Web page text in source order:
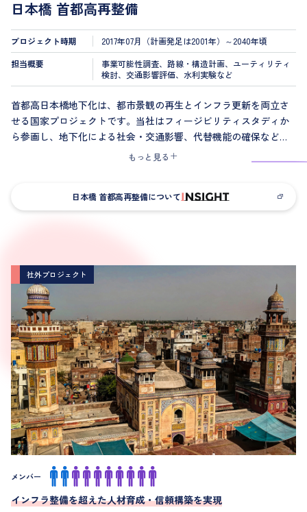
日本橋 首都高再整備
プロジェクト時期
2017年07月（計画発足は2001年）～2040年頃
担当概要
事業可能性調査、路線・構造計画、ユーティリティ
検討、交通影響評価、水利実験など
首都高日本橋地下化は、都市景観の再生とインフラ更新を両立さ
せる国家プロジェクトです。当社はフィージビリティスタディか
ら参画し、地下化による社会・交通影響、代替機能の確保など多
角的な検討を実施しました。
社には追随できない複合的業務を担当。街・川・道を一体で整備
し、都市の品格向上を目指す象徴的事業です。官民連携と先進技
もっと見る
日本橋 首都高再整備について
社外プロジェクト
メンバー
インフラ整備を超えた人材育成・信頼構築を実現